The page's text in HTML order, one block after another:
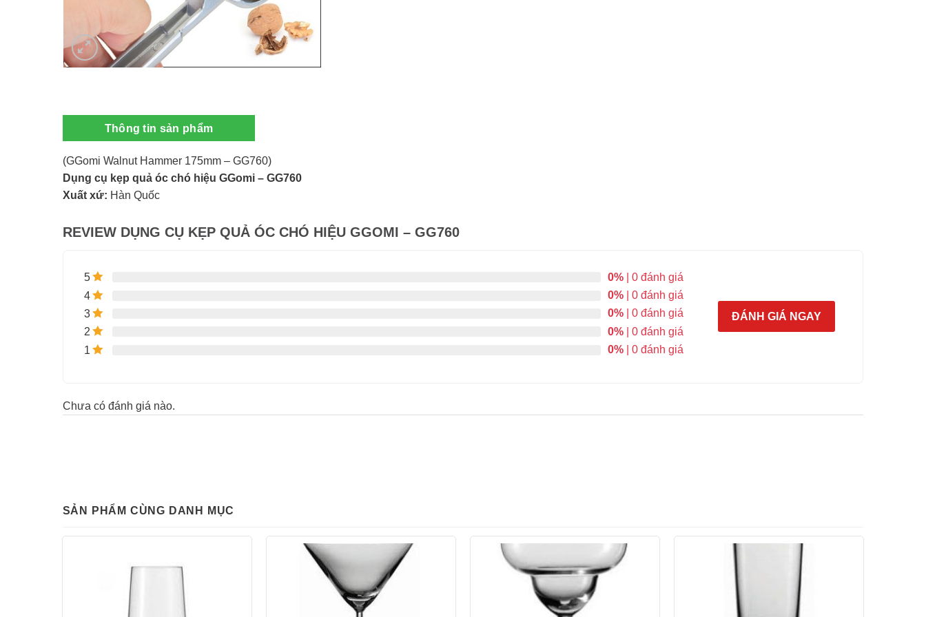
Thông tin sản phẩm
(GGomi Walnut Hammer 175mm – GG760)
Dụng cụ kẹp quả óc chó hiệu GGomi – GG760
Xuất xứ: Hàn Quốc
REVIEW DỤNG CỤ KẸP QUẢ ÓC CHÓ HIỆU GGOMI – GG760
5 0% | 0 đánh giá
4
0% | 0 đánh giá
3
0% | 0 đánh giá
2
0% | 0 đánh giá
1
0% | 0 đánh giá
ĐÁNH GIÁ NGAY
Chưa có đánh giá nào.
SẢN PHẨM CÙNG DANH MỤC